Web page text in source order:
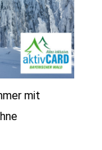
mit